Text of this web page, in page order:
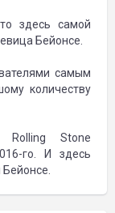
здесь самой
Бейонсе.
самым
количеству
Rolling Stone
го. И здесь